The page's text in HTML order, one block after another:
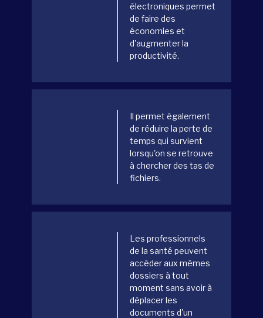
électroniques permet
de faire des
économies et
d'augmenter la
productivité.
Il permet également
de réduire la perte de
temps qui survient
lorsqu'on se retrouve
à chercher des tas de
fichiers.
Les professionnels
de la santé peuvent
accéder aux mêmes
dossiers à tout
moment sans avoir à
déplacer les
documents d'un